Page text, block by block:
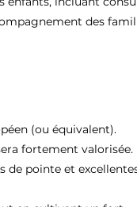
des
(ou équivalent).
fortement valorisée.
de pointe et